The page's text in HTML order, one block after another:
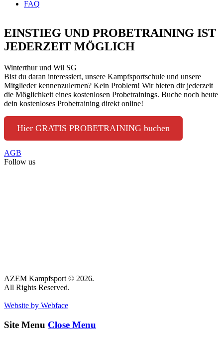
FAQ
EINSTIEG UND PROBETRAINING IST
JEDERZEIT MÖGLICH
Winterthur und Wil SG
Bist du daran interessiert, unsere Kampfsportschule und unsere
Mitglieder kennenzulernen? Kein Problem! Wir bieten dir jederzeit
die Möglichkeit eines kostenlosen Probetrainings. Buche noch heute
dein kostenloses Probetraining direkt online!
Hier GRATIS PROBETRAINING buchen
AGB
Follow us
AZEM Kampfsport © 2026.
All Rights Reserved.
Website by Webface
Site Menu Close Menu